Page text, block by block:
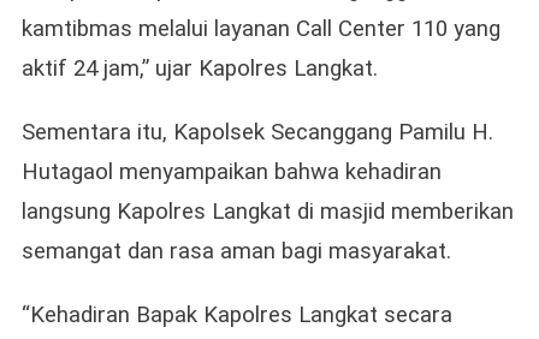
kamtibmas melalui layanan Call Center 110 yang
aktif 24 jam,” ujar Kapolres Langkat.
Sementara itu, Kapolsek Secanggang Pamilu H.
Hutagaol menyampaikan bahwa kehadiran
langsung Kapolres Langkat di masjid memberikan
semangat dan rasa aman bagi masyarakat.
“Kehadiran Bapak Kapolres Langkat secara